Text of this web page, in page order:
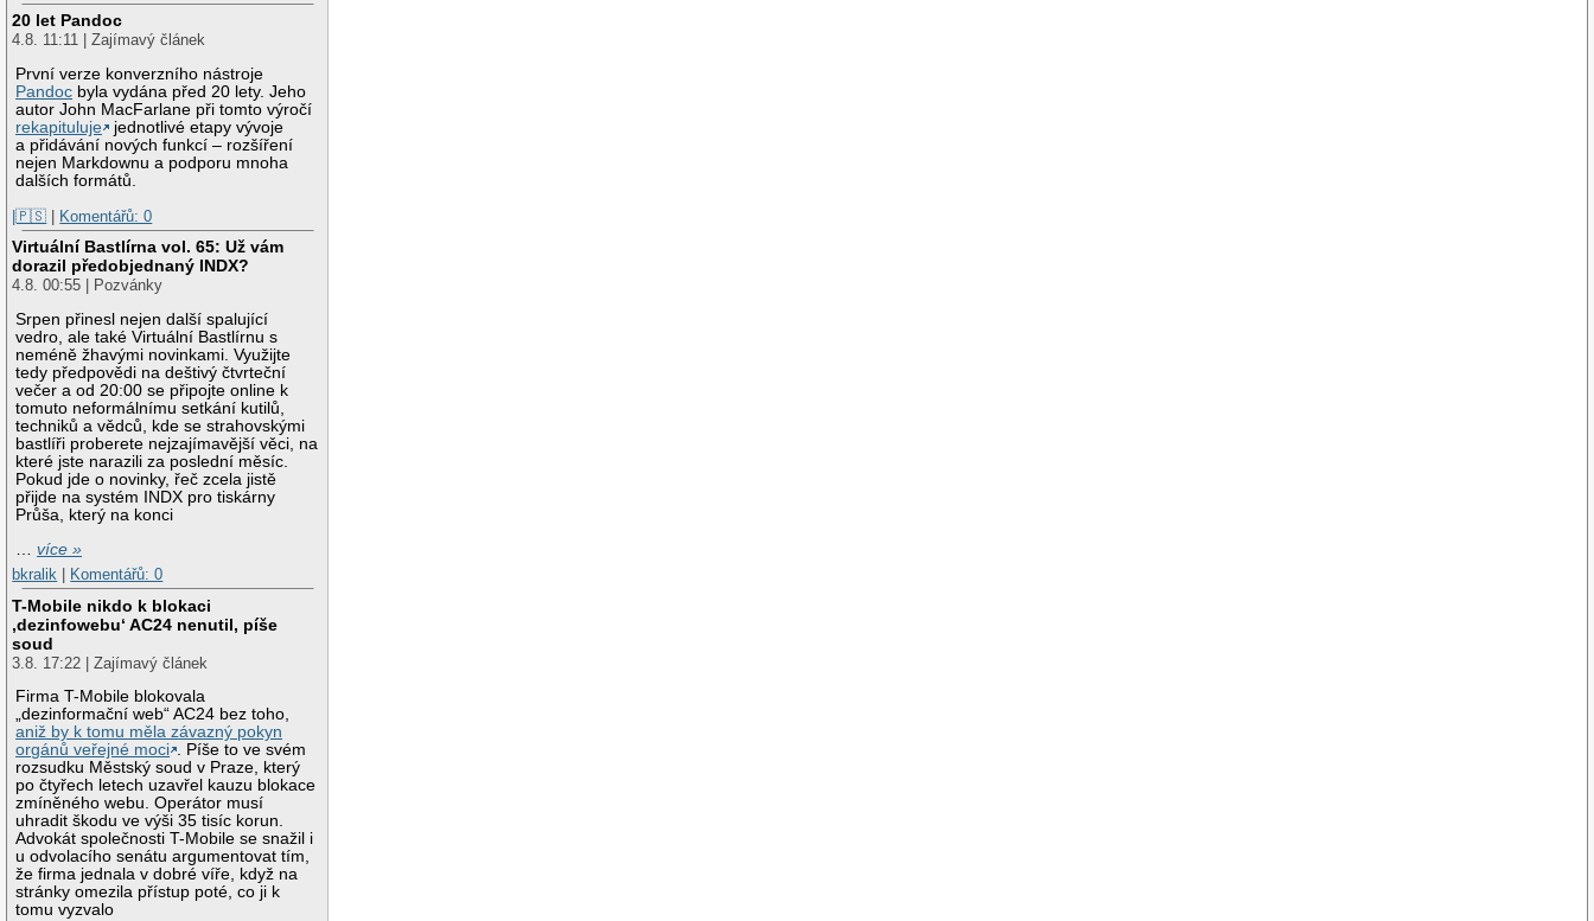
20 let Pandoc
4.8. 11:11 | Zajímavý článek
První verze konverzního nástroje
Pandoc byla vydána před 20 lety. Jeho
autor John MacFarlane při tomto výročí
rekapituluje
jednotlivé etapy vývoje
a přidávání nových funkcí – rozšíření
nejen Markdownu a podporu mnoha
dalších formátů.
|🇵🇸 | Komentářů: 0
Virtuální Bastlírna vol. 65: Už vám
dorazil předobjednaný INDX?
4.8. 00:55 | Pozvánky
Srpen přinesl nejen další spalující
vedro, ale také Virtuální Bastlírnu s
neméně žhavými novinkami. Využijte
tedy předpovědi na deštivý čtvrteční
večer a od 20:00 se připojte online k
tomuto neformálnímu setkání kutilů,
techniků a vědců, kde se strahovskými
bastlíři proberete nejzajímavější věci, na
které jste narazili za poslední měsíc.
Pokud jde o novinky, řeč zcela jistě
přijde na systém INDX pro tiskárny
Průša, který na konci
…více »
bkralik
Komentářů: 0
T-Mobile nikdo k blokaci
‚dezinfowebu‘ AC24 nenutil, píše
soud
3.8. 17:22 | Zajímavý článek
Firma T-Mobile blokovala
„dezinformační web“ AC24 bez toho,
aniž by k tomu měla závazný pokyn
orgánů veřejné moci . Píše to ve svém
rozsudku Městský soud v Praze, který
po čtyřech letech uzavřel kauzu blokace
zmíněného webu. Operátor musí
uhradit škodu ve výši 35 tisíc korun.
Advokát společnosti T-Mobile se snažil i
u odvolacího senátu argumentovat tím,
že firma jednala v dobré víře, když na
stránky omezila přístup poté, co ji k
tomu vyzvalo